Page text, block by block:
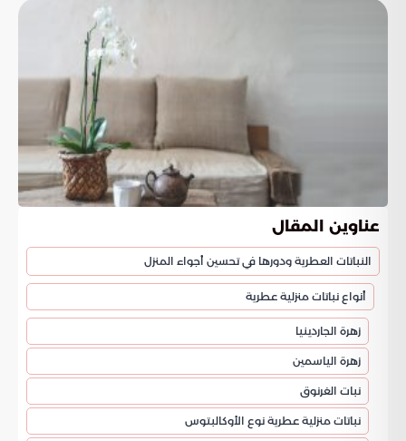
عناوين المقال
النباتات العطرية ودورها في تحسين أجواء المنزل
أنواع نباتات منزلية عطرية
زهرة الجاردينيا
زهرة الياسمين
نبات الغرنوق
نباتات منزلية عطرية نوع الأوكالبتوس